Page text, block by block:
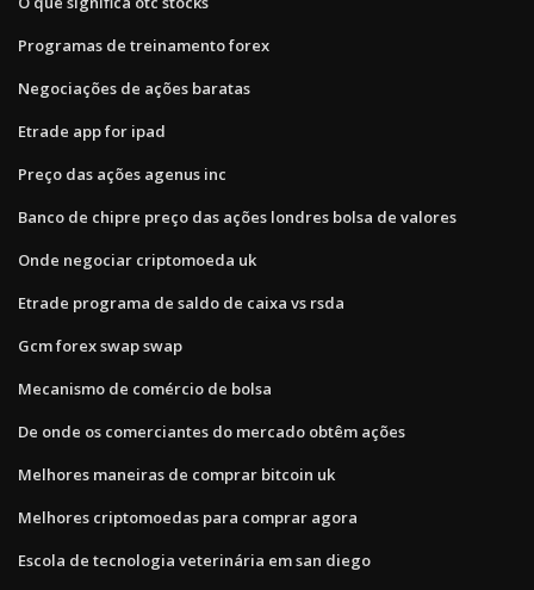
Programas de treinamento forex
Negociações de ações baratas
Etrade app for ipad
Preço das ações agenus inc
Banco de chipre preço das ações londres bolsa de valores
Onde negociar criptomoeda uk
Etrade programa de saldo de caixa vs rsda
Gcm forex swap swap
Mecanismo de comércio de bolsa
De onde os comerciantes do mercado obtêm ações
Melhores maneiras de comprar bitcoin uk
Melhores criptomoedas para comprar agora
Escola de tecnologia veterinária em san diego